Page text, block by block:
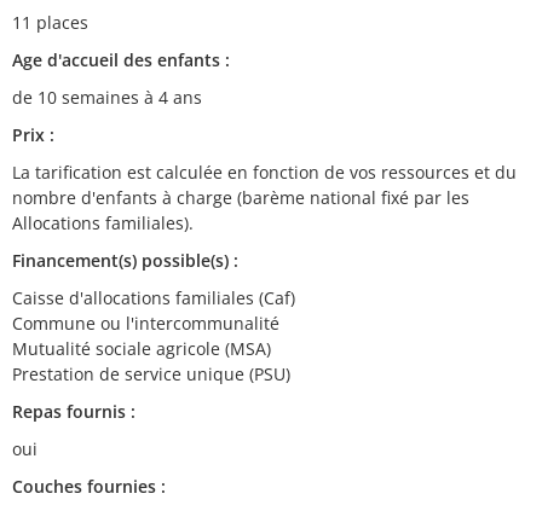
11 places
Age d'accueil des enfants :
de 10 semaines à 4 ans
Prix :
La tarification est calculée en fonction de vos ressources et du
nombre d'enfants à charge (barème national fixé par les
Allocations familiales).
Financement(s) possible(s) :
Caisse d'allocations familiales (Caf)
Commune ou l'intercommunalité
Mutualité sociale agricole (MSA)
Prestation de service unique (PSU)
Repas fournis :
oui
Couches fournies :